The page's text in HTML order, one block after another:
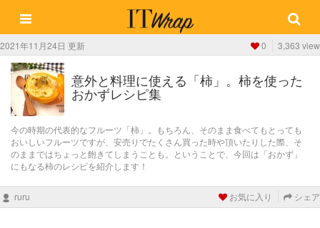
2021年11月24日 更新 0 3,363 view
意外と料理に使える「柿」。柿を使った
おかずレシピ集
今の時期の代表的なフルーツ「柿」。もちろん、そのまま食べてもとっても
おいしいフルーツですが、安売りでたくさん買った時や頂いたりした際、そ
のままではちょっと飽きてしまうことも。ということで、今回は「おかず」
にもなる柿のレシピを紹介します！
ruru お気に入り シェア